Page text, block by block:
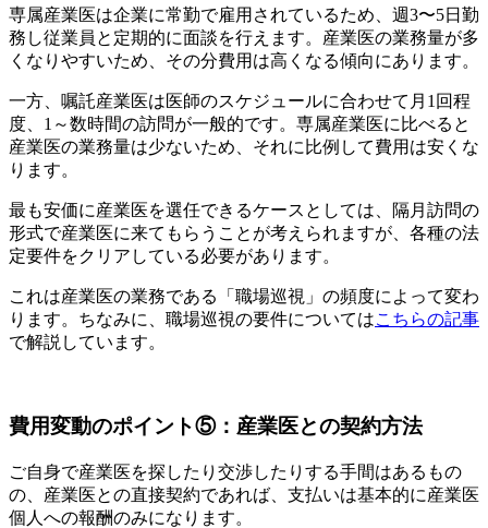
専属産業医は企業に常勤で雇用されているため、週3〜5日勤
務し従業員と定期的に面談を行えます。産業医の業務量が多
くなりやすいため、その分費用は高くなる傾向にあります。
一方、嘱託産業医は医師のスケジュールに合わせて月1回程
度、1～数時間の訪問が一般的です。専属産業医に比べると
産業医の業務量は少ないため、それに比例して費用は安くな
ります。
最も安価に産業医を選任できるケースとしては、隔月訪問の
形式で産業医に来てもらうことが考えられますが、各種の法
定要件をクリアしている必要があります。
これは産業医の業務である「職場巡視」の頻度によって変わ
ります。ちなみに、職場巡視の要件についてはこちらの記事
で解説しています。
費用変動のポイント⑤：産業医との契約方法
ご自身で産業医を探したり交渉したりする手間はあるもの
の、産業医との直接契約であれば、支払いは基本的に産業医
個人への報酬のみになります。